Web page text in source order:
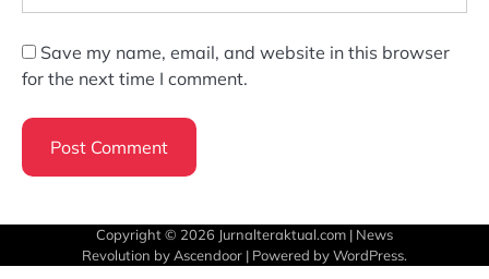
Save my name, email, and website in this browser
for the next time I comment.
Copyright © 2026 Jurnalteraktual.com | News
Revolution byAscendoor | Powered byWordPress.